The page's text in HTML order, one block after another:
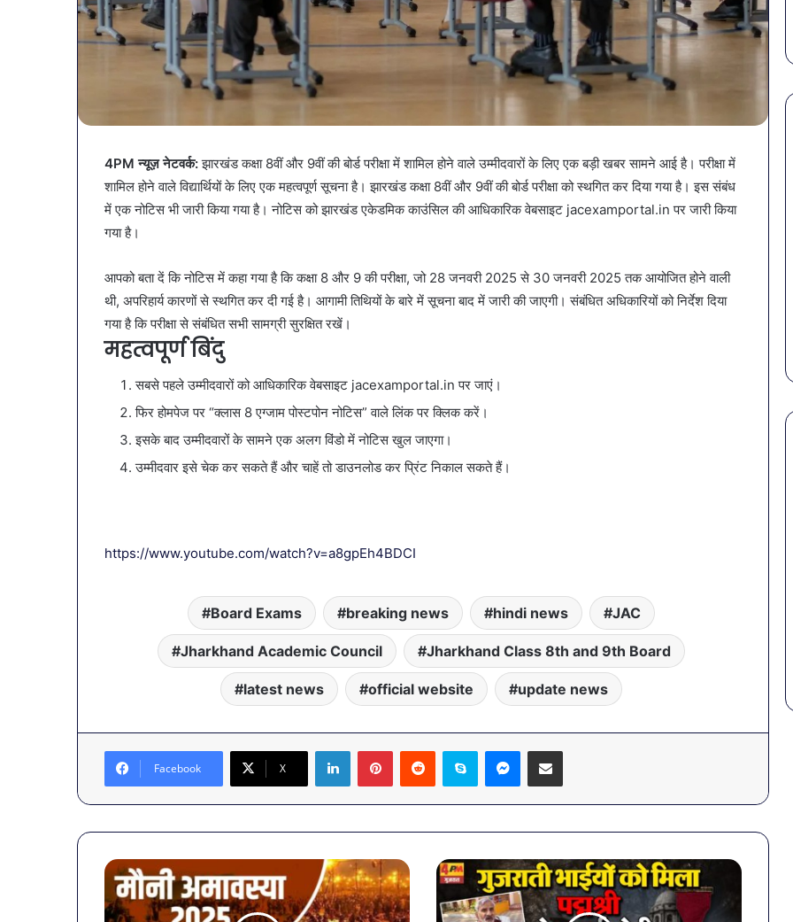
4PM न्यूज़ नेटवर्क:झारखंड कक्षा 8वीं और 9वीं की बोर्ड परीक्षा में शामिल होने वाले उम्मीदवारों के लिए एक बड़ी खबर सामने आई है। परीक्षा में
शामिल होने वाले विद्यार्थियों के लिए एक महत्वपूर्ण सूचना है। झारखंड कक्षा 8वीं और 9वीं की बोर्ड परीक्षा को स्थगित कर दिया गया है। इस संबंध
में एक नोटिस भी जारी किया गया है। नोटिस को झारखंड एकेडमिक काउंसिल की आधिकारिक वेबसाइट jacexamportal.in पर जारी किया
गया है।
आपको बता दें कि नोटिस में कहा गया है कि कक्षा 8 और 9 की परीक्षा, जो 28 जनवरी 2025 से 30 जनवरी 2025 तक आयोजित होने वाली
थी, अपरिहार्य कारणों से स्थगित कर दी गई है। आगामी तिथियों के बारे में सूचना बाद में जारी की जाएगी। संबंधित अधिकारियों को निर्देश दिया
गया है कि परीक्षा से संबंधित सभी सामग्री सुरक्षित रखें।
महत्वपूर्ण बिंदु
सबसे पहले उम्मीदवारों को आधिकारिक वेबसाइट jacexamportal.in पर जाएं।
फिर होमपेज पर “क्लास 8 एग्जाम पोस्टपोन नोटिस” वाले लिंक पर क्लिक करें।
इसके बाद उम्मीदवारों के सामने एक अलग विंडो में नोटिस खुल जाएगा।
उम्मीदवार इसे चेक कर सकते हैं और चाहें तो डाउनलोड कर प्रिंट निकाल सकते हैं।
https://www.youtube.com/watch?v=a8gpEh4BDCI
Board Exams breaking news hindi news JAC
Jharkhand Academic Council Jharkhand Class 8th and 9th Board
latest news official website update news
Facebook X
LinkedInPinterestReddit Skype Messenger
Share via Email
व्यापारियों
को
राहत
नगर
में
ट्रेडर्स
कमीशन
बैठक,
केजरीवाल–
मान
का
बड़ा
व्यापारियों को राहत की पहल: SAS
नगर में ट्रेडर्स कमीशन की पहली
बैठक, केजरीवाल–मान का बड़ा
कदम
पेट
की
समस्याओं
गर्मियों
में
March 30, 2026
पेट की समस्याओं से बचना है?
गर्मियों में डाइट में शामिल करें ये 7